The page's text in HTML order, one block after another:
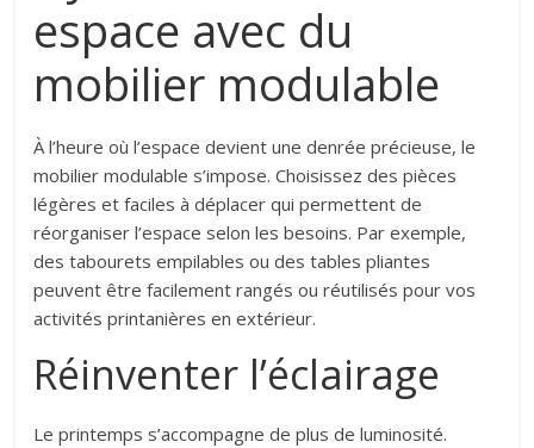
espace avec du
mobilier modulable
À l’heure où l’espace devient une denrée précieuse, le
mobilier modulable s’impose. Choisissez des pièces
légères et faciles à déplacer qui permettent de
réorganiser l’espace selon les besoins. Par exemple,
des tabourets empilables ou des tables pliantes
peuvent être facilement rangés ou réutilisés pour vos
activités printanières en extérieur.
Réinventer l’éclairage
Le printemps s’accompagne de plus de luminosité.